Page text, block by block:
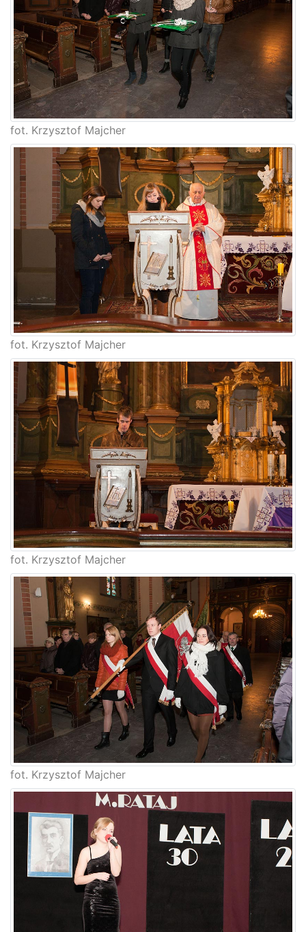
fot. Krzysztof Majcher
fot. Krzysztof Majcher
fot. Krzysztof Majcher
fot. Krzysztof Majcher